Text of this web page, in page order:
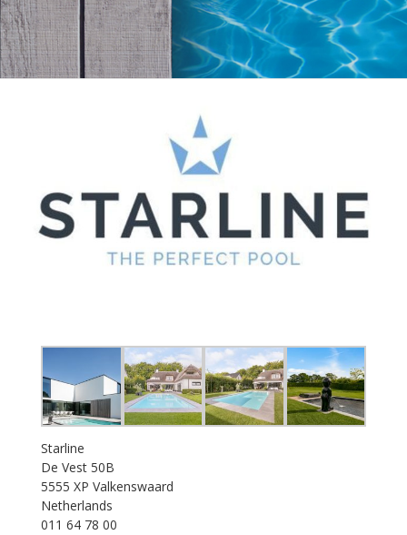
Starline
De Vest 50B
5555 XP Valkenswaard
Netherlands
011 64 78 00